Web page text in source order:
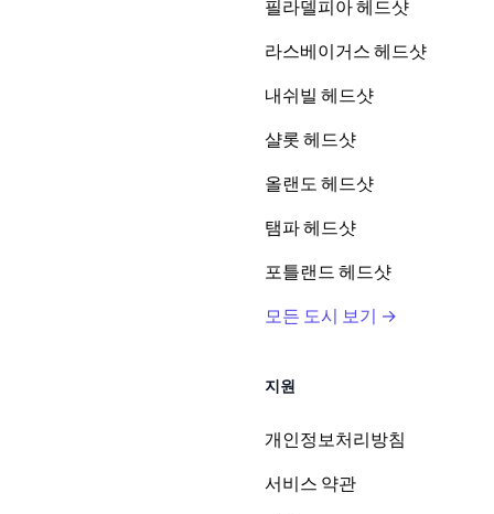
필라델피아 헤드샷
라스베이거스 헤드샷
내쉬빌 헤드샷
샬롯 헤드샷
올랜도 헤드샷
탬파 헤드샷
포틀랜드 헤드샷
모든 도시 보기 →
지원
개인정보처리방침
서비스 약관